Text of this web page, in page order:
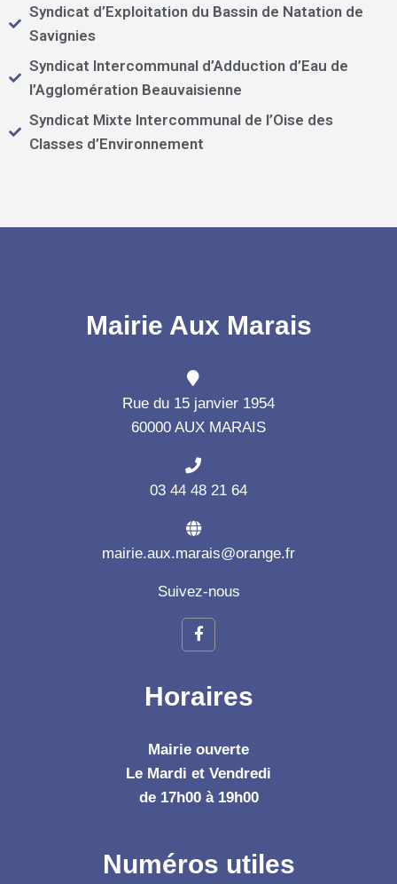
Syndicat d’Exploitation du Bassin de Natation de
Savignies
Syndicat Intercommunal d’Adduction d’Eau de
l’Agglomération Beauvaisienne
Syndicat Mixte Intercommunal de l’Oise des
Classes d’Environnement
Mairie Aux Marais
Rue du 15 janvier 1954
60000 AUX MARAIS
03 44 48 21 64
mairie.aux.marais@orange.fr
Suivez-nous
Horaires
Mairie ouverte
Le Mardi et Vendredi
de 17h00 à 19h00
Numéros utiles